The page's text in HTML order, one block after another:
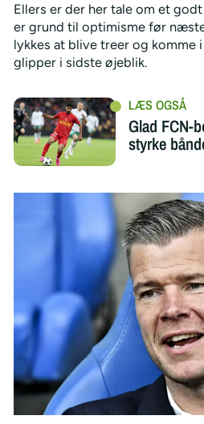
Ellers er der her tale om et
er grund til optimisme før
lykkes at blive treer og komme
glipper i sidste øjeblik.
Glad FCN-
styrke